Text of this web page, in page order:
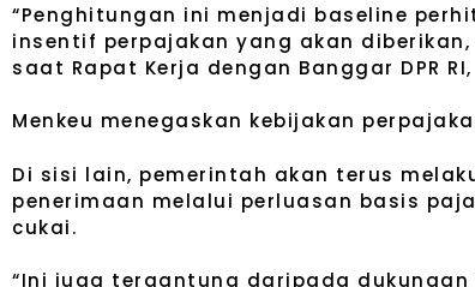
“Penghitungan ini menjadi baseline
insentif perpajakan yang akan
saat Rapat Kerja dengan Banggar DPR
Menkeu menegaskan kebijakan
Di sisi lain, pemerintah akan terus
penerimaan melalui perluasan basis
cukai.
“Ini juga tergantung daripada dukungan